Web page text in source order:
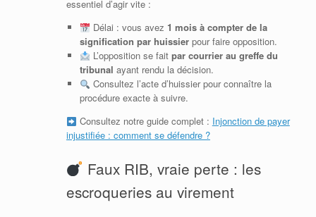
essentiel d’agir vite :
Délai : vous avez 1 mois à compter de la
signification par huissier pour faire opposition.
L’opposition se faitpar courrier au greffe du
tribunal ayant rendu la décision.
Consultez l’acte d’huissier pour connaître la
procédure exacte à suivre.
Consultez notre guide complet : Injonction de payer
injustifiée : comment se défendre ?
Faux RIB, vraie perte : les
escroqueries au virement